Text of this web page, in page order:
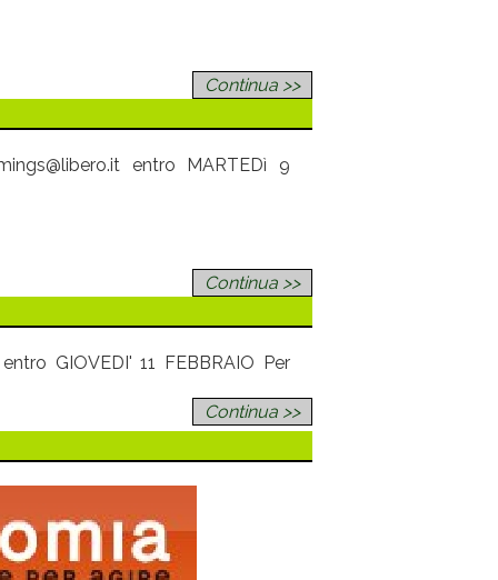
Continua >>
entro MARTEDì 9
Continua >>
GIOVEDI' 11 FEBBRAIO Per
Continua >>